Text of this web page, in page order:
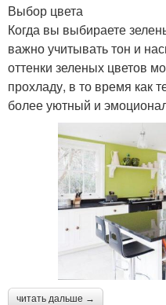
Выбор цвета
Когда вы выбираете
важно учитывать тон и
оттенки зеленых цветов
прохладу, в то время как
более уютный и
читать дальше →